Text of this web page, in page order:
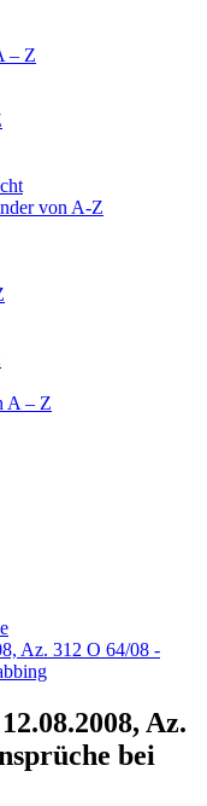
– Z
von A-Z
A – Z
Az. 312 O 64/08 -
Az.
bei